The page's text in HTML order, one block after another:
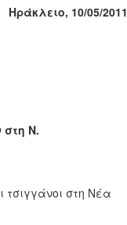
Ηράκλειο, 10/05/2011
Ν.
στη Νέα